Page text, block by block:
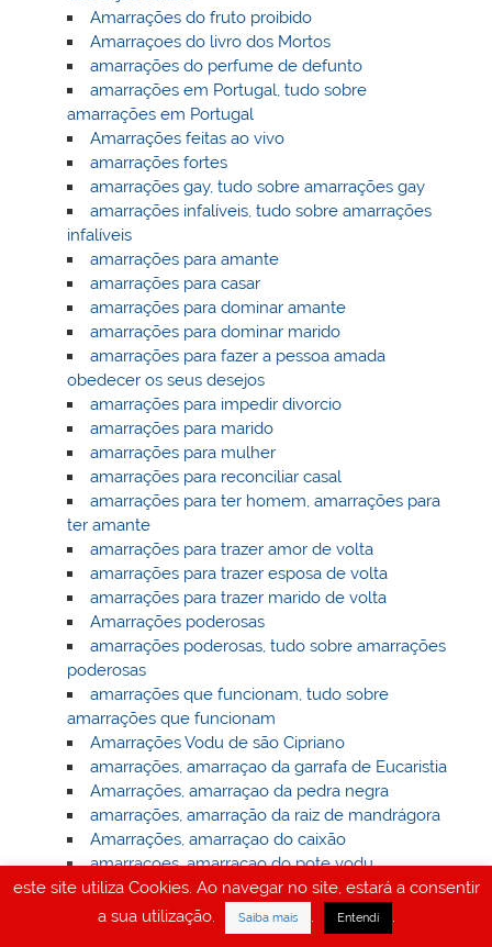
Amarrações do fruto proibido
Amarraçoes do livro dos Mortos
amarrações do perfume de defunto
amarrações em Portugal, tudo sobre
amarrações em Portugal
Amarrações feitas ao vivo
amarrações fortes
amarrações gay, tudo sobre amarrações gay
amarrações infalíveis, tudo sobre amarrações
infalíveis
amarrações para amante
amarrações para casar
amarrações para dominar amante
amarrações para dominar marido
amarrações para fazer a pessoa amada
obedecer os seus desejos
amarrações para impedir divorcio
amarrações para marido
amarrações para mulher
amarrações para reconciliar casal
amarrações para ter homem, amarrações para
ter amante
amarrações para trazer amor de volta
amarrações para trazer esposa de volta
amarrações para trazer marido de volta
Amarrações poderosas
amarrações poderosas, tudo sobre amarrações
poderosas
amarrações que funcionam, tudo sobre
amarrações que funcionam
Amarrações Vodu de são Cipriano
amarrações, amarraçao da garrafa de Eucaristia
Amarrações, amarraçao da pedra negra
amarrações, amarração da raiz de mandrágora
Amarrações, amarraçao do caixão
amarraçoes, amarraçao do pote vodu
amarraçoes, amarraçao dos ossos moidos
amarrações, amarraçao dos potes funerários
amarrações, amarrações africanas
este site utiliza Cookies. Ao navegar no site, estará a consentir
a sua utilização.
Saiba mais . Entendi .